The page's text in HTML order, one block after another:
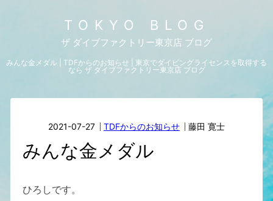
TOKYO BLOG
ザ ダイブファクトリー東京店 ブログ
みんな金メダル | TDFからのお知らせ | 東京でダイビングライセンスを取得する
なら ザ ダイブファクトリー東京店 ブログ
2021-07-27 TDFからのお知らせ 藤田 寛士
みんな金メダル
ひろしです。